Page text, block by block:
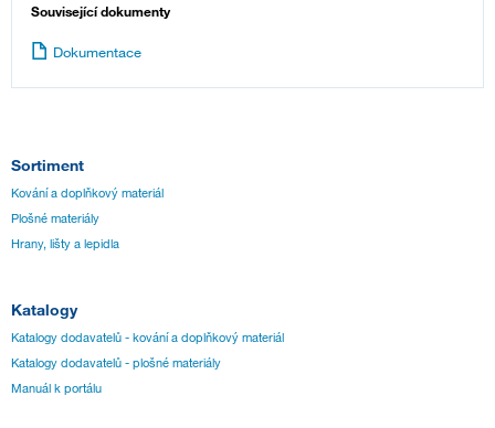
Související dokumenty
Dokumentace
Sortiment
Kování a doplňkový materiál
Plošné materiály
Hrany, lišty a lepidla
Katalogy
Katalogy dodavatelů - kování a doplňkový materiál
Katalogy dodavatelů - plošné materiály
Manuál k portálu